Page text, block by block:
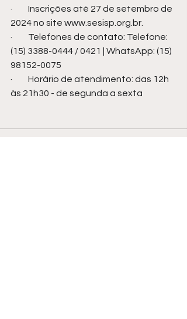
·         Inscrições até 27 de setembro de
2024 no site www.sesisp.org.br
·         Telefones de contato: Telefone:
(15) 3388-0444 / 0421 | WhatsApp: (15)
98152-0075
·         Horário de atendimento: das 12h
às 21h30 - de segunda a sexta